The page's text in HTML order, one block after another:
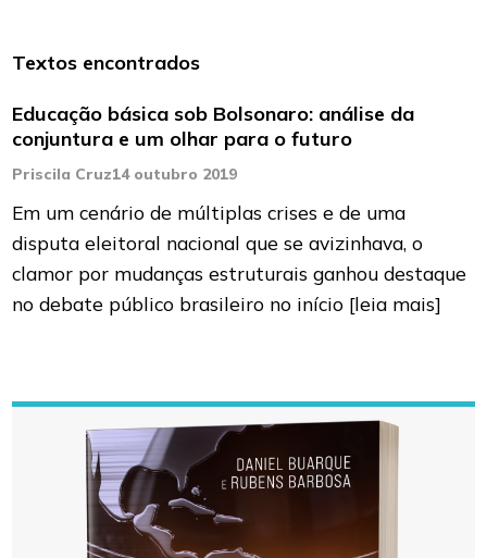
Textos encontrados
Educação básica sob Bolsonaro: análise da
conjuntura e um olhar para o futuro
Priscila Cruz14 outubro 2019
Em um cenário de múltiplas crises e de uma
disputa eleitoral nacional que se avizinhava, o
clamor por mudanças estruturais ganhou destaque
no debate público brasileiro no início [leia mais]